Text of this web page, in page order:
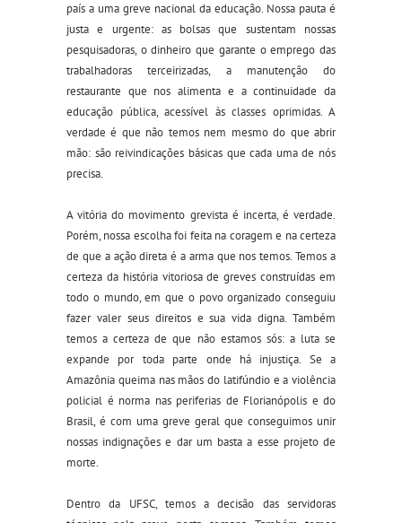
país a uma greve nacional da educação. Nossa pauta é
justa e urgente: as bolsas que sustentam nossas
pesquisadoras, o dinheiro que garante o emprego das
trabalhadoras terceirizadas, a manutenção do
restaurante que nos alimenta e a continuidade da
educação pública, acessível às classes oprimidas. A
verdade é que não temos nem mesmo do que abrir
mão: são reivindicações básicas que cada uma de nós
precisa.
A vitória do movimento grevista é incerta, é verdade.
Porém, nossa escolha foi feita na coragem e na certeza
de que a ação direta é a arma que nos temos. Temos a
certeza da história vitoriosa de greves construídas em
todo o mundo, em que o povo organizado conseguiu
fazer valer seus direitos e sua vida digna. Também
temos a certeza de que não estamos sós: a luta se
expande por toda parte onde há injustiça. Se a
Amazônia queima nas mãos do latifúndio e a violência
policial é norma nas periferias de Florianópolis e do
Brasil, é com uma greve geral que conseguimos unir
nossas indignações e dar um basta a esse projeto de
morte.
Dentro da UFSC, temos a decisão das servidoras